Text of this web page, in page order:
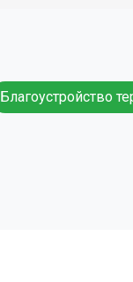
Благоустройство